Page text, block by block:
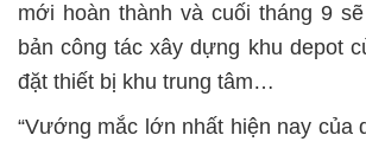
mới hoàn thành và cuối tháng 9
bản công tác xây dựng khu depot
đặt thiết bị khu trung tâm…
“Vướng mắc lớn nhất hiện nay của